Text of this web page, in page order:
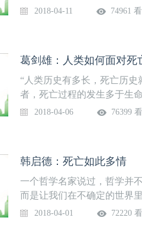
加珍惜和家人陪伴的时间。
的抗击打能力和反应，所以
对于自然客观世界的存在而
不如死其实是因为生的质量
的亲戚朋友好活好死，要生
时候少痛苦、有尊严，所以
死。
2018-04-11 74961
葛剑雄：人类如何面对死
“人类历史有多长，死亡历
者，死亡过程的发生多于生
开始，或由物质向精神的转
2018-04-06 76399
韩启德：死亡如此多情
一个哲学名家说过，哲学并
而是让我们在不确定的世界
我们可以借哲学把死亡处理
2018-04-01 72220